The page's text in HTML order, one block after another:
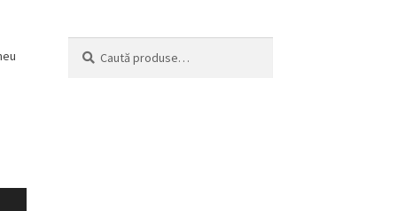
după: